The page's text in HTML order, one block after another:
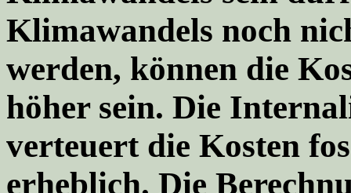
Klimawandels noch
werden, können die
höher sein. Die
verteuert die Kosten
erheblich. Die